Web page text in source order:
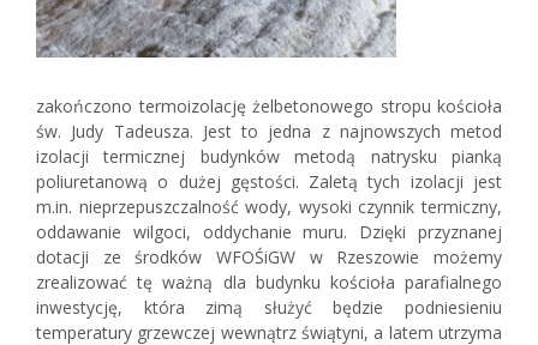
zakończono termoizolację żelbetonowego stropu kościoła
św. Judy Tadeusza. Jest to jedna z najnowszych metod
izolacji termicznej budynków metodą natrysku pianką
poliuretanową o dużej gęstości. Zaletą tych izolacji jest
m.in. nieprzepuszczalność wody, wysoki czynnik termiczny,
oddawanie wilgoci, oddychanie muru. Dzięki przyznanej
dotacji ze środków WFOŚiGW w Rzeszowie możemy
zrealizować tę ważną dla budynku kościoła parafialnego
inwestycję, która zimą służyć będzie podniesieniu
temperatury grzewczej wewnątrz świątyni, a latem utrzyma